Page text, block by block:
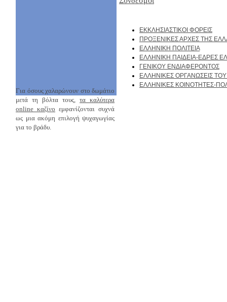
Για όσους χαλαρώνουν στο δωμάτιο
μετά τη βόλτα τους, τα καλύτερα
online καζίνο εμφανίζονται συχνά
ως μια ακόμη επιλογή ψυχαγωγίας
για το βράδυ.
EKKΛΗΣΙΑΣΤΙΚΟΙ ΦΟΡΕΙΣ
ΠΡΟΞΕΝΙΚΕΣ ΑΡΧΕΣ ΤΗΣ
ΕΛΛΗΝΙΚΗ ΠΟΛΙΤΕΙΑ
ΕΛΛΗΝΙΚΗ ΠΑΙΔΕΙΑ-ΕΔΡΕΣ
ΓΕΝΙΚΟΥ ΕΝΔΙΑΦΕΡΟΝΤΟΣ
ΕΛΛΗΝΙΚΕΣ ΟΡΓΑΝΩΣΕΙΣ
ΕΛΛΗΝΙΚΕΣ ΚΟΙΝΟΤΗΤΕΣ-